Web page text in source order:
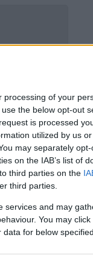
processing of your
the below opt-out
is processed
utilized by us
may separately
on the IAB’s list of
third parties on the
third parties.
services and may
You may
for below
να
σήμερα το
ο ΣΥΡΙΖΑ
της
και